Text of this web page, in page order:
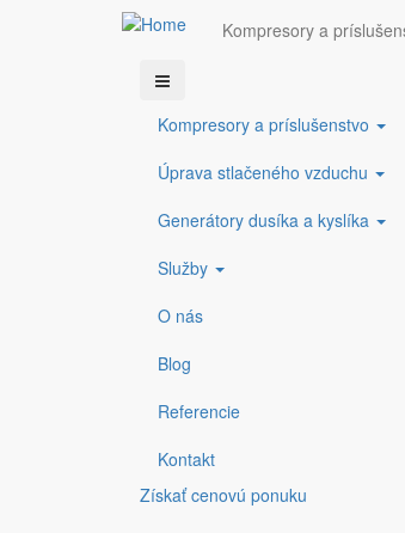
Skočiť na hlavný obsah
COMPRESSED GAS s.r.o.
Kompresory a
Kompresory a príslušenstvo
Úprava stlačeného vzduchu
Generátory dusíka a kyslíka
Služby
O nás
Blog
Referencie
Kontakt
Získať cenovú ponuku
Prenájom
Služby Prenájom adsorpčných
Prenájom
Doba prevádzkyschopnosti je
To platí pre systémy výroby